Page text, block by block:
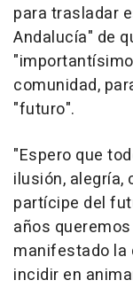
para trasladar
Andalucía" de
comunidad,
"futuro".
"Espero que
ilusión, alegría,
partícipe del
años
manifestado la
incidir en